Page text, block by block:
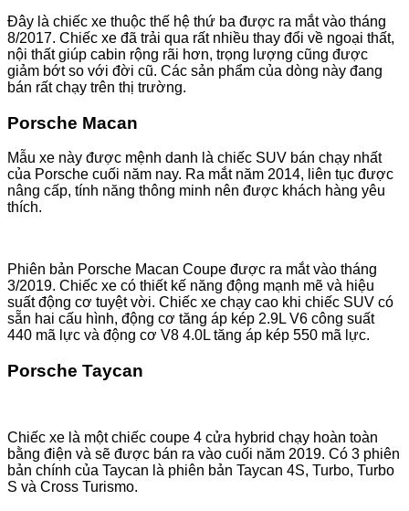
Đây là chiếc xe thuộc thế hệ thứ ba được ra mắt vào tháng
8/2017. Chiếc xe đã trải qua rất nhiều thay đổi về ngoại thất,
nội thất giúp cabin rộng rãi hơn, trọng lượng cũng được
giảm bớt so với đời cũ. Các sản phẩm của dòng này đang
bán rất chạy trên thị trường.
Porsche Macan
Mẫu xe này được mệnh danh là chiếc SUV bán chạy nhất
của Porsche cuối năm nay. Ra mắt năm 2014, liên tục được
nâng cấp, tính năng thông minh nên được khách hàng yêu
thích.
Phiên bản Porsche Macan Coupe được ra mắt vào tháng
3/2019. Chiếc xe có thiết kế năng động mạnh mẽ và hiệu
suất động cơ tuyệt vời. Chiếc xe chạy cao khi chiếc SUV có
sẵn hai cấu hình, động cơ tăng áp kép 2.9L V6 công suất
440 mã lực và động cơ V8 4.0L tăng áp kép 550 mã lực.
Porsche Taycan
Chiếc xe là một chiếc coupe 4 cửa hybrid chạy hoàn toàn
bằng điện và sẽ được bán ra vào cuối năm 2019. Có 3 phiên
bản chính của Taycan là phiên bản Taycan 4S, Turbo, Turbo
S và Cross Turismo.